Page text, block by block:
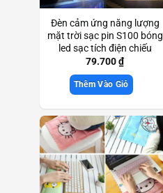
Đèn cảm ứng năng lượng
mặt trời sạc pin S100 bóng
led sạc tích điện chiếu
sáng cảm ứng thông minh
Scd3530
79.700₫
Thêm Vào Giỏ